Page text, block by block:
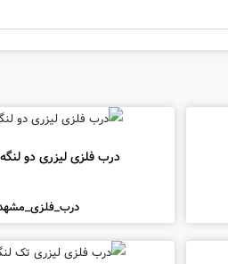
درب فلزی لیزری دو لنگه